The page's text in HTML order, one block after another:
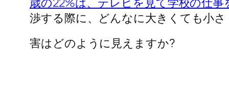
渉する際に、どんなに大きくても小
害はどのように見えますか?